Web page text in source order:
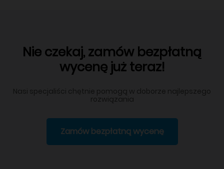
Nie czekaj, zamów bezpłatną
wycenę już teraz!
Nasi specjaliści chętnie pomogą w doborze najlepszego
rozwiązania
Zamów bezpłatną wycenę